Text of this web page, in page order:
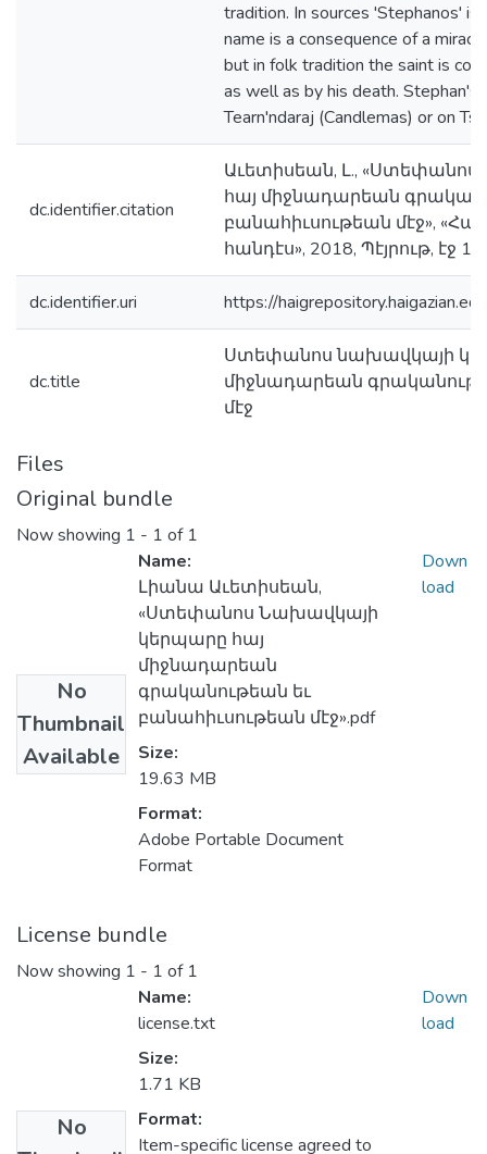
tradition. In sources 'Stephanos'
name is a consequence of a
but in folk tradition the saint is
as well as by his death. Stephan's
Tearn'ndaraj (Candlemas) or on
dc.identifier.citation
Աւետիսեան, Լ.,
հայ միջնադարեան
բանահիւսութեան մէջ»,
հանդէս», 2018, Պէյրութ, էջ
dc.identifier.uri https://
dc.title
Ստեփանոս նախավկայի
միջնադարեան
մէջ
Files
Original bundle
Now showing 1 - 1 of 1
No
Thumbnail
Available
Name:
Լիանա Աւետիսեան,
«Ստեփանոս Նախավկայի
կերպարը հայ
միջնադարեան
գրականութեան եւ
բանահիւսութեան մէջ».pdf
Size:
19.63 MB
Format:
Adobe Portable Document
Format
Down
load
License bundle
Now showing 1 - 1 of 1
No
Name:
license.txt
Size:
1.71 KB
Format:
Item-specific license agreed to
Down
load